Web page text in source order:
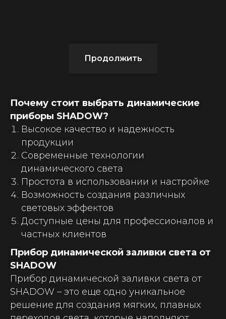
Продолжить
Почему стоит выбрать динамические
приборы SHADOW?
Высокое качество и надежность
продукции
Современные технологии
динамического света
Простота в использовании и настройке
Возможность создания различных
световых эффектов
Доступные цены для профессионалов и
частных клиентов
Прибор динамической заливки света от
SHADOW
Прибор динамической заливки света от
SHADOW – это еще одно уникальное
решение для создания мягких, плавных